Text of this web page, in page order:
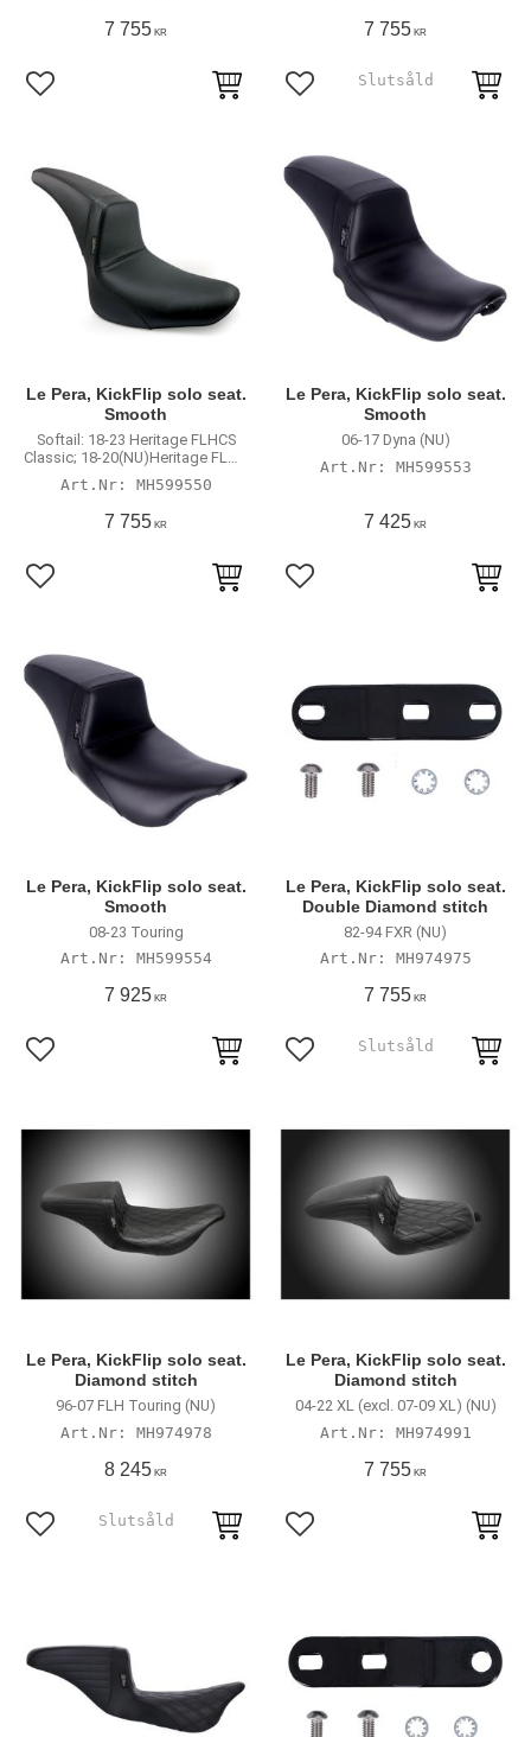
Lowrider ST 117; 18-23 FLSB
Sport Glide
7 755 KR
Lägg till i favoriter
7 755 KR
Lägg till i favoriter
Le Pera, KickFlip solo seat.
Smooth
Softail: 18-23 Heritage FLHCS
Classic; 18-20(NU)Heritage FLHC
Classic; 18-20(NU)FLDE Deluxe
MH599550
7 755 KR
Lägg till i favoriter
Le Pera, KickFlip solo seat.
Smooth
06-17 Dyna (NU)
MH599553
7 425 KR
Lägg till i favoriter
Le Pera, KickFlip solo seat.
Smooth
08-23 Touring
MH599554
7 925 KR
Lägg till i favoriter
Le Pera, KickFlip solo seat.
Double Diamond stitch
82-94 FXR (NU)
MH974975
7 755 KR
Lägg till i favoriter
Le Pera, KickFlip solo seat.
Diamond stitch
96-07 FLH Touring (NU)
MH974978
8 245 KR
Lägg till i favoriter
Le Pera, KickFlip solo seat.
Diamond stitch
04-22 XL (excl. 07-09 XL) (NU)
MH974991
7 755 KR
Lägg till i favoriter